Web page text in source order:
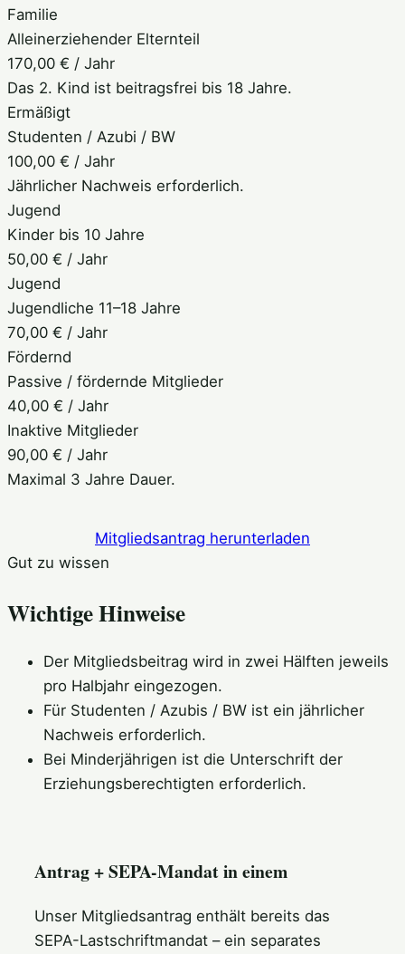
Familie
Alleinerziehender Elternteil
170,00 € / Jahr
Das 2. Kind ist beitragsfrei bis 18 Jahre.
Ermäßigt
Studenten / Azubi / BW
100,00 € / Jahr
Jährlicher Nachweis erforderlich.
Jugend
Kinder bis 10 Jahre
50,00 € / Jahr
Jugend
Jugendliche 11–18 Jahre
70,00 € / Jahr
Fördernd
Passive / fördernde Mitglieder
40,00 € / Jahr
Inaktive Mitglieder
90,00 € / Jahr
Maximal 3 Jahre Dauer.
Mitgliedsantrag herunterladen
Gut zu wissen
Wichtige Hinweise
Der Mitgliedsbeitrag wird in zwei Hälften jeweils
pro Halbjahr eingezogen.
Für Studenten / Azubis / BW ist ein jährlicher
Nachweis erforderlich.
Bei Minderjährigen ist die Unterschrift der
Erziehungsberechtigten erforderlich.
Antrag + SEPA-Mandat in einem
Unser Mitgliedsantrag enthält bereits das
SEPA-Lastschriftmandat – ein separates